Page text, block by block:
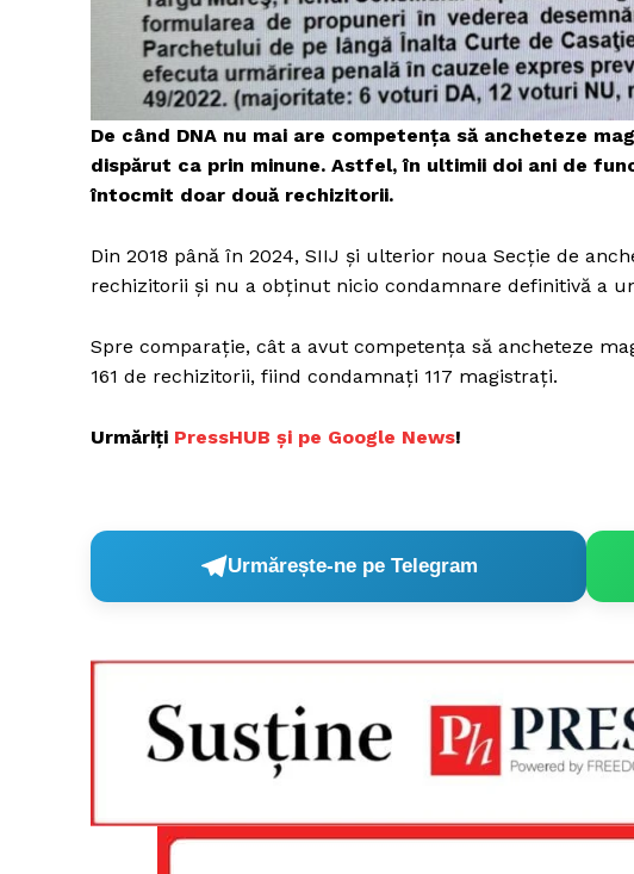
De când DNA nu mai are competența să ancheteze
dispărut ca prin minune. Astfel, în ultimii doi ani de
întocmit doar două rechizitorii.
Din 2018 până în 2024, SIIJ și ulterior noua Secție de
rechizitorii și nu a obținut nicio condamnare definitivă a
Spre comparație, cât a avut competența să ancheteze
161 de rechizitorii, fiind condamnați 117 magistrați.
Urmăriți PressHUB și pe Google News!
Urmărește-ne pe Telegram